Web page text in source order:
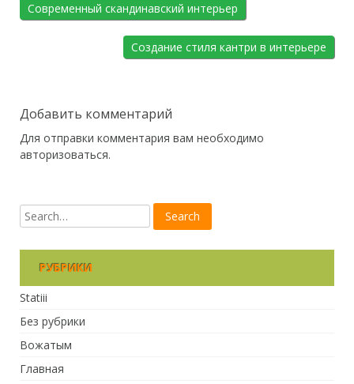
Современный скандинавский интерьер
Создание стиля кантри в интерьере
Добавить комментарий
Для отправки комментария вам необходимо
авторизоваться.
РУБРИКИ
Statiii
Без рубрики
Вожатым
Главная